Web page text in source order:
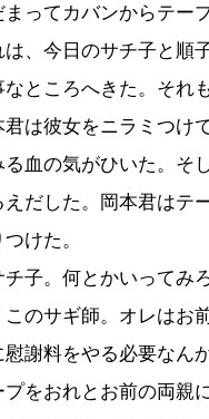
ってカバンからテー
、今日のサチ子と順
ところへきた。それ
君は彼女をニラミつけ
血の気がひいた。そ
だした。岡本君はテ
けた。
子。何とかいってみ
のサギ師。オレはお
謝料をやる必要なん
プをおれとお前の両親